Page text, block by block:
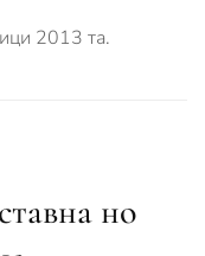
2013 та.
но